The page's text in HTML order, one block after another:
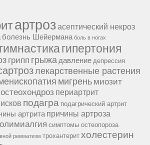
артрозасептический некроз
болезнь Шейермана боль в ногах
гимнастикагипертония
грипп грыжадавление депрессия
лекарственные растения
мигрень миозит
остеохондроз периартрит
подагра подагрический артрит
артрита причины артроза
симптомы остеопороза
ревматизм трохантерит холестерин